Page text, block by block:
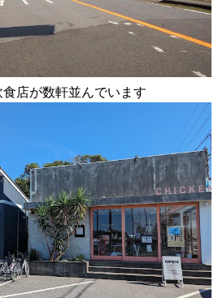
店が数軒並んでいます